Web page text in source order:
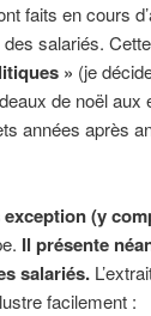
faits en cours
salariés.
» (je
de noël aux
années après
(y
Il présente
salariés.
facilement :